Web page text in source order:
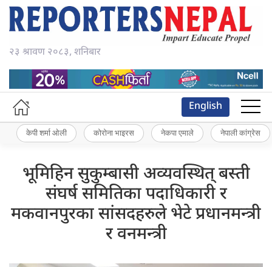
२३ श्रावण २०८३, शनिबार
English
केपी शर्मा ओली कोरोना भाइरस नेकपा एमाले नेपाली कांग्रेस
भूमिहिन सुकुम्बासी अव्यवस्थित् बस्ती
संघर्ष समितिका पदाधिकारी र
मकवानपुरका सांसदहरुले भेटे प्रधानमन्त्री
र वनमन्त्री